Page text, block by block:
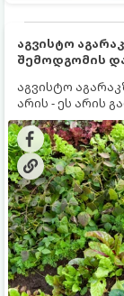
აგვისტო
შემოდგომის
აგვისტო
არის - ეს არის
ეყრება
შემოდგომა-
ნიადაგმა
ზამთარს
მნიშვნელოვანი